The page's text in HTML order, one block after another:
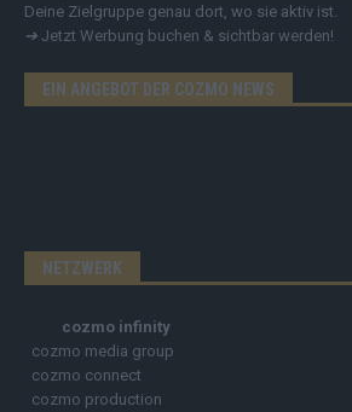
Deine Zielgruppe genau dort, wo sie aktiv ist.
➔ Jetzt Werbung buchen & sichtbar werden!
EIN ANGEBOT DER COZMO NEWS
NETZWERK
cozmo infinity
cozmo media group
cozmo connect
cozmo production